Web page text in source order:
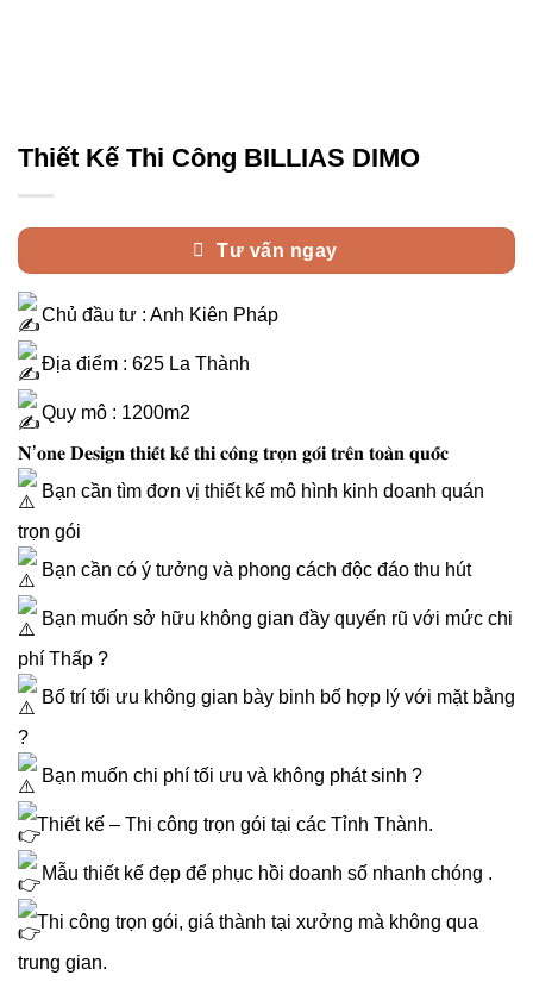
Thiết Kế Thi Công BILLIAS DIMO
Tư vấn ngay
Chủ đầu tư : Anh Kiên Pháp
Địa điểm : 625 La Thành
Quy mô : 1200m2
𝐍’𝐨𝐧𝐞 𝐃𝐞𝐬𝐢𝐠𝐧 𝐭𝐡𝐢𝐞̂́𝐭 𝐤𝐞̂́ 𝐭𝐡𝐢 𝐜𝐨̂𝐧𝐠 𝐭𝐫𝐨̣𝐧 𝐠𝐨́𝐢 𝐭𝐫𝐞̂𝐧 𝐭𝐨𝐚̀𝐧 𝐪𝐮𝐨̂́𝐜
Bạn cần tìm đơn vị thiết kế mô hình kinh doanh quán
trọn gói
Bạn cần có ý tưởng và phong cách độc đáo thu hút
Bạn muốn sở hữu không gian đầy quyến rũ với mức chi
phí Thấp ?
Bố trí tối ưu không gian bày binh bố hợp lý với mặt bằng
?
Bạn muốn chi phí tối ưu và không phát sinh ?
Thiết kế – Thi công trọn gói tại các Tỉnh Thành.
Mẫu thiết kế đẹp để phục hồi doanh số nhanh chóng .
Thi công trọn gói, giá thành tại xưởng mà không qua
trung gian.